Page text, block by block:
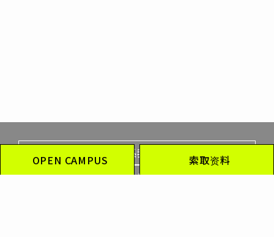
OPEN CAMPUS 索取资料
联系我们
访问